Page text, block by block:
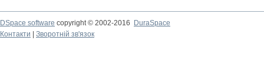
DSpace software copyright © 2002-2016
DuraSpace
Контакти
Зворотній зв'язок